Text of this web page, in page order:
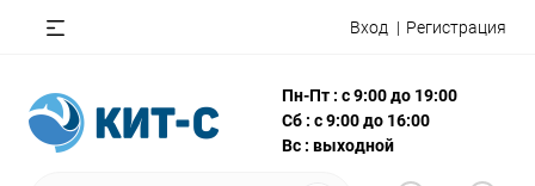
Вход Регистрация
Пн-Пт : с 9:00 до 19:00
Сб : с 9:00 до 16:00
Вс : выходной